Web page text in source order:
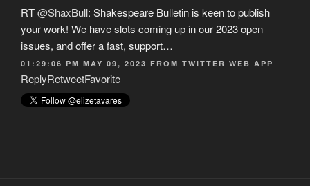
RT@ShaxBull: Shakespeare Bulletin is keen to publish
your work! We have slots coming up in our 2023 open
issues, and offer a fast, support…
01:29:06 PM MAY 09, 2023 FROM TWITTER WEB APP
ReplyRetweetFavorite